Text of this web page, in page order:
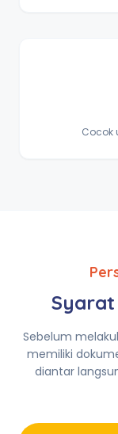
Cocok
Sebelum
memiliki
diantar